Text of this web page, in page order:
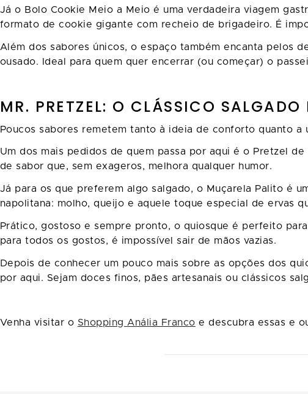
Já o Bolo Cookie Meio a Meio é uma verdadeira viagem
formato de cookie gigante com recheio de brigadeiro. É
Além dos sabores únicos, o espaço também encanta pelos
ousado. Ideal para quem quer encerrar (ou começar) o
MR. PRETZEL: O CLÁSSICO
Poucos sabores remetem tanto à ideia de conforto quanto a
Um dos mais pedidos de quem passa por aqui é o Pretzel
de sabor que, sem exageros, melhora qualquer humor.
Já para os que preferem algo salgado, o Muçarela Palito é
napolitana: molho, queijo e aquele toque especial de ervas
Prático, gostoso e sempre pronto, o quiosque é perfeito
para todos os gostos, é impossível sair de mãos vazias.
Depois de conhecer um pouco mais sobre as opções dos
por aqui. Sejam doces finos, pães artesanais ou clássicos
Venha visitar o Shopping Anália Franco e descubra essas e